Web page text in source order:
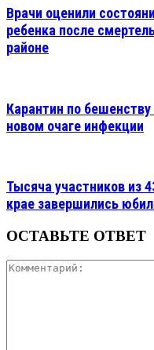
Врачи оценили
ребенка после
районе
Карантин по
новом очаге инфекции
Тысяча участников из
крае завершились
ОСТАВЬТЕ ОТВЕТ